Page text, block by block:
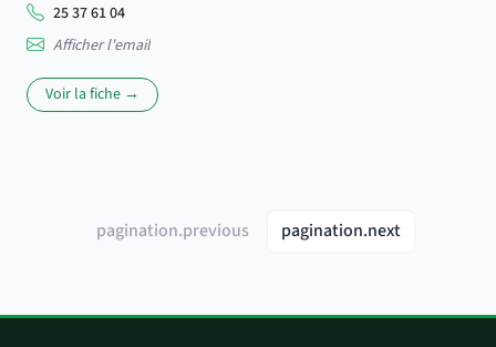
25 37 61 04
Afficher l'email
Voir la fiche →
pagination.previous pagination.next